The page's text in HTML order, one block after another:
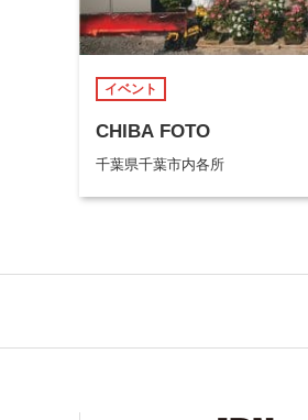
イベント
CHIBA FOTO
千葉県千葉市内各所